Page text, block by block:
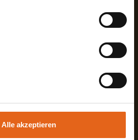
können, in denen möglicherweise
besteht als in der EU.
den geltenden
nutzen.
Alle akzeptieren
bestellen